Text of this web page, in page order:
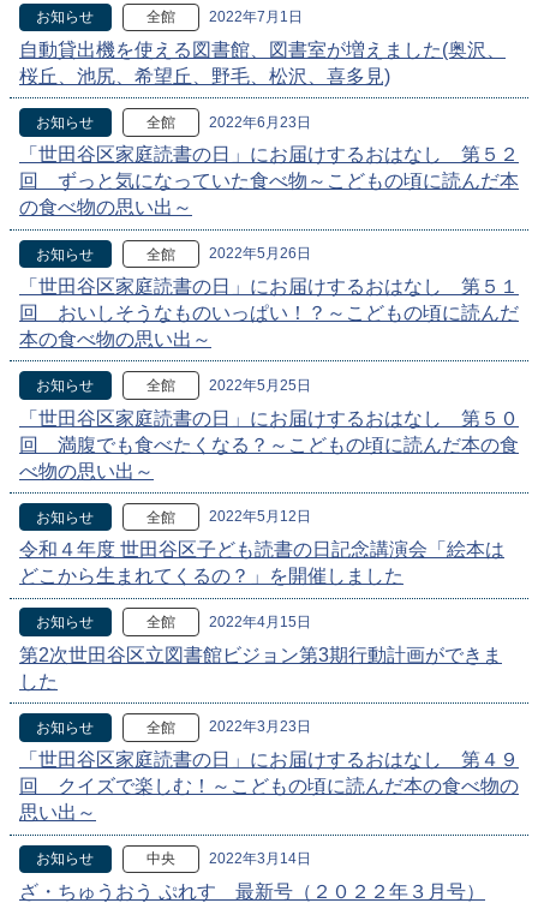
お知らせ 全館 2022年7月1日
自動貸出機を使える図書館、図書室が増えました(奥沢、
桜丘、池尻、希望丘、野毛、松沢、喜多見)
お知らせ 全館 2022年6月23日
「世田谷区家庭読書の日」にお届けするおはなし 第５２
回 ずっと気になっていた食べ物～こどもの頃に読んだ本
の食べ物の思い出～
お知らせ 全館 2022年5月26日
「世田谷区家庭読書の日」にお届けするおはなし 第５１
回 おいしそうなものいっぱい！？～こどもの頃に読んだ
本の食べ物の思い出～
お知らせ 全館 2022年5月25日
「世田谷区家庭読書の日」にお届けするおはなし 第５０
回 満腹でも食べたくなる？～こどもの頃に読んだ本の食
べ物の思い出～
お知らせ 全館 2022年5月12日
令和４年度 世田谷区子ども読書の日記念講演会「絵本は
どこから生まれてくるの？」を開催しました
お知らせ 全館 2022年4月15日
第2次世田谷区立図書館ビジョン第3期行動計画ができま
した
お知らせ 全館 2022年3月23日
「世田谷区家庭読書の日」にお届けするおはなし 第４９
回 クイズで楽しむ！～こどもの頃に読んだ本の食べ物の
思い出～
お知らせ 中央 2022年3月14日
ざ・ちゅうおう ぷれす 最新号（２０２２年３月号）